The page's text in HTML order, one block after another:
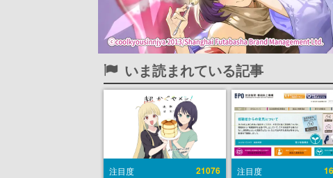
いま読まれている記事
注目度 21076 注目度